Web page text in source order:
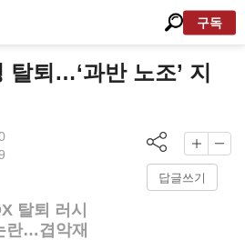
구독
탈퇴…‘과반 노조’ 지
답글쓰기
탈퇴 러시
란…겹악재